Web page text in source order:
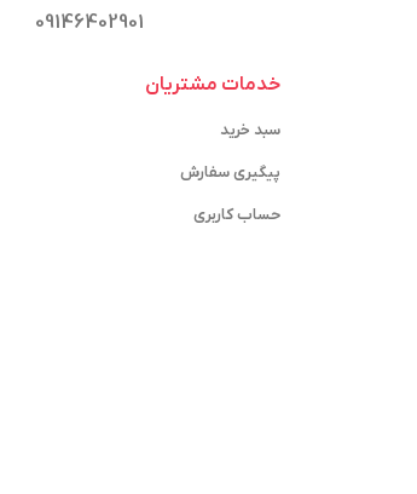
09146402901
خدمات مشتریان
سبد خرید
پیگیری سفارش
حساب کاربری